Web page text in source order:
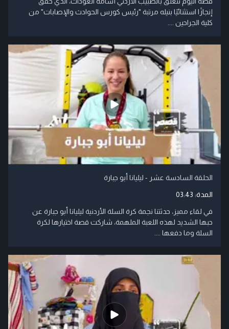
إنجازًا استثنائيًا بنيله مرتبة "رئيس كورس الحوادث والإصابات" من
كلية الجراحين ....
الحلقة السادسة عشر - ليليانا أبو جبارة
المدة: 03:43
في لقاء مميز، حدثتنا نجمة كرة السلة الأردنية ليليانا أبو جبارة عن
حبها الشديد لهذه اللعبة الملهمة، شاركت قصة اختيارها لكرة
السلة وما دفعها ....